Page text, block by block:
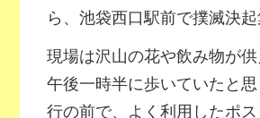
ら、池袋西口駅前で撲滅決起
現場は沢山の花や飲み物が
午後一時半に歩いていたと
行の前で、よく利用したポ